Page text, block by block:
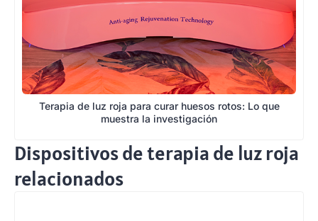
Terapia de luz roja para curar huesos rotos: Lo que
muestra la investigación
Dispositivos de terapia de luz roja
relacionados